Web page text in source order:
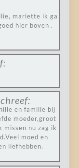
mariette ik ga
hier boven .
en familie bij
moeder,groot
missen nu zag ik
moed en
liefhebben.